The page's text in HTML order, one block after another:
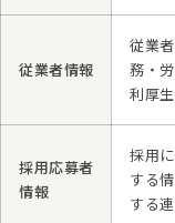
従業者情報
従業
務・
利厚生
採用応募者
情報
採用
する
する連